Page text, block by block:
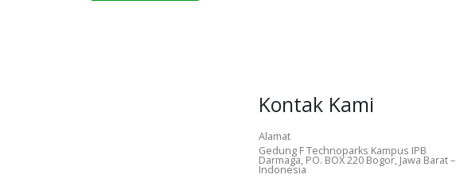
Kontak Kami
Alamat
Gedung F Technoparks Kampus IPB
Darmaga, PO. BOX 220 Bogor, Jawa Barat –
Indonesia